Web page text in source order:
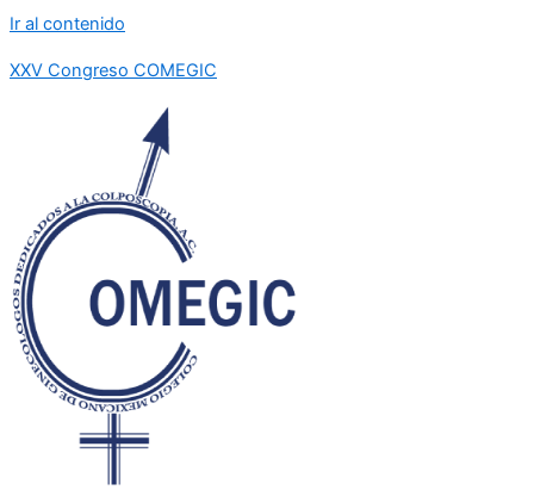
Ir al contenido
XXV Congreso COMEGIC